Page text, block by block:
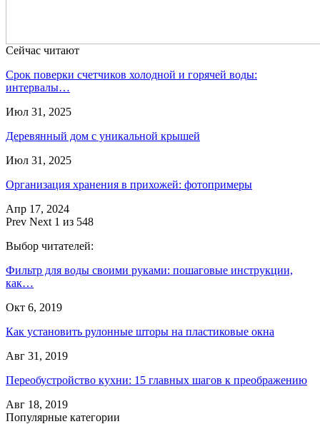
Сейчас читают
Срок поверки счетчиков холодной и горячей воды:
интервалы…
Июл 31, 2025
Деревянный дом с уникальной крышей
Июл 31, 2025
Организация хранения в прихожей: фотопримеры
Апр 17, 2024
Prev Next 1 из 548
Выбор читателей:
Фильтр для воды своими руками: пошаговые инструкции,
как…
Окт 6, 2019
Как установить рулонные шторы на пластиковые окна
Авг 31, 2019
Переобустройство кухни: 15 главных шагов к преображению
Авг 18, 2019
Популярные категории